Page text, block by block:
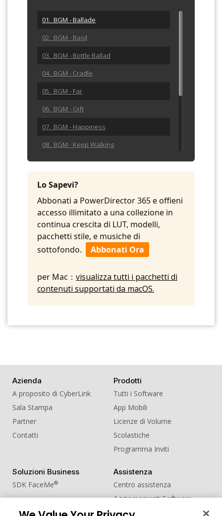
01. BGM - Ballade
02. BGM - Basil
03. BGM - Bottle Ballad
04. BGM - Cradle
05. BGM - Far
06. BGM - Gift
07. BGM - Happiness
08. BGM - Keep Walking
09. BGM - Lan Lan Lan
10. BGM - Mercy Waltz
11. BGM - Photograph
12. BGM - Sentimental
13. BGM - Sleepy Kitten
Lo Sapevi?
Abbonati a PowerDirector 365 e offieni
accesso illimitato a una collezione in
continua crescita di LUT, modelli,
pacchetti stile, e musiche di
sottofondo.
Abbonati Ora
per Mac： visualizza tutti i pacchetti di
contenuti supportati da macOS.
Azienda
A proposito di CyberLink
Sala Stampa
Partner
Contatti
Prodotti
Tutti i Software
App Mobili
Licenze di Volume
Scolastiche
Programma Inviti
Soluzioni Business
SDK FaceMe®
Assistenza
Centro assistenza
Aggiornamenti Software
Centro Apprendimento